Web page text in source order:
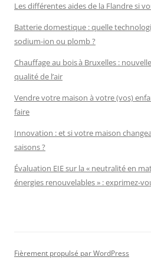
Les différentes aides de la Flandre si
Batterie domestique : quelle
sodium-ion ou plomb ?
Chauffage au bois à Bruxelles :
qualité de l’air
Vendre votre maison à votre (vos)
faire
Innovation : et si votre maison
saisons ?
Évaluation EIE sur la « neutralité en
énergies renouvelables » : exprimez-
Fièrement propulsé par WordPress